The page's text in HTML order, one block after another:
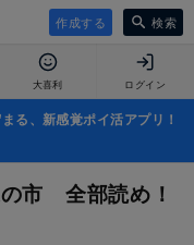
作成する 検索
大喜利 ログイン
る、新感覚ポイ活アプリ！
市 全部読め！